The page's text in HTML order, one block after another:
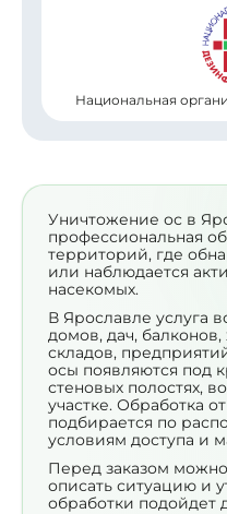
Национальная
Уничтожение ос в
профессиональная
территорий, где
или наблюдается
насекомых.
В Ярославле услуга
домов, дач,
складов,
осы появляются под
стеновых полостях,
участке. Обработка
подбирается по
условиям доступа и
Перед заказом
описать ситуацию и
обработки подойдет